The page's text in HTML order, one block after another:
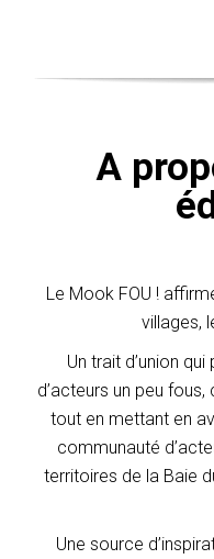
A
Le Mook FOU !
villages,
Un trait d’union
d’acteurs un peu
tout en mettant en
communauté
territoires de la Baie
Une source